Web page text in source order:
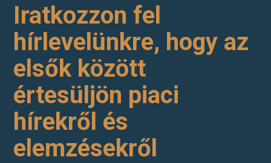
Iratkozzon fel
hírlevelünkre, hogy az
elsők között
értesüljön piaci
hírekről és
elemzésekről